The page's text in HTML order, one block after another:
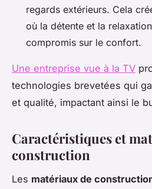
regards extérieurs. Cela
où la détente et la
compromis sur le confort.
Une entreprise vue à la TV
technologies brevetées qui
et qualité, impactant ainsi le
Caractéristiques et
construction
Les matériaux de